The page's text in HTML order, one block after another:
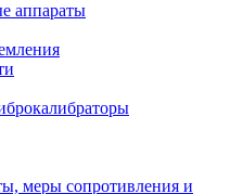
аппараты
меры сопротивления и